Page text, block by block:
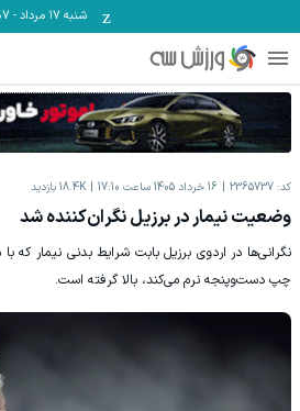
شنبه ۱۷ مرداد -
کد: 2365737 16 خرداد 1405 ساعت 17:10 18.4K بازدید
وضعیت نیمار در برزیل نگران‌کننده شد
نگرانی‌ها در اردوی برزیل بابت شرایط بدنی نیمار
چپ دست‌وپنجه نرم می‌کند، بالا گرفته است.